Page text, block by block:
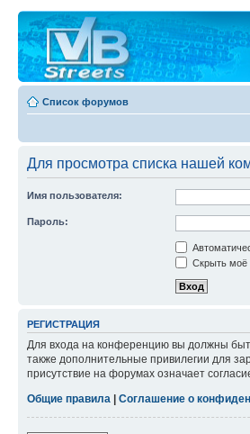
Список форумов
Для просмотра списка нашей
Имя пользователя:
Пароль:
Скрыть моё
РЕГИСТРАЦИЯ
Для входа на конференцию вы должны
также дополнительные привилегии для
присутствие на форумах означает
Общие правила
Соглашение о